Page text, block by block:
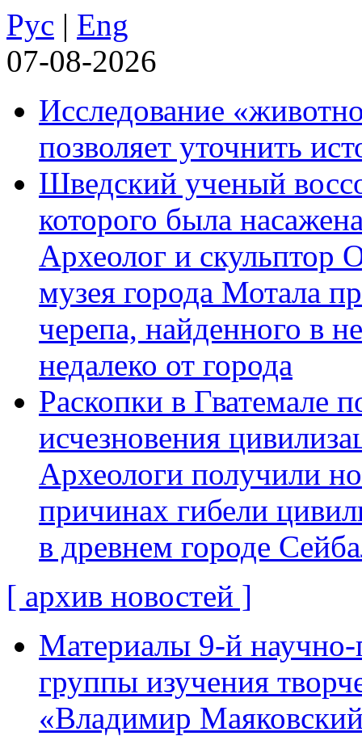
Рус | Eng
07-08-2026
Исследование
позволяет уточнить
Шведский ученый
которого была
Археолог и скульптор
музея города Мотала
черепа, найденного в
недалеко от города
Раскопки в Гватемале
исчезновения
Археологи получили
причинах гибели
в древнем городе
[ архив новостей ]
Материалы 9-й научно-
группы изучения
«Владимир